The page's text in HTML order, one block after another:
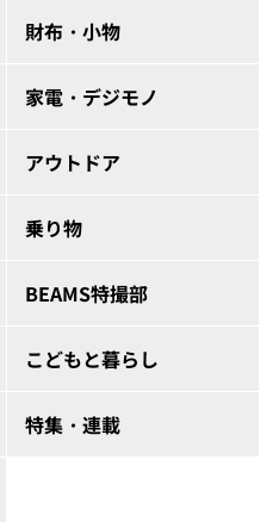
財布・小物
家電・デジモノ
アウトドア
乗り物
BEAMS特撮部
こどもと暮らし
特集・連載